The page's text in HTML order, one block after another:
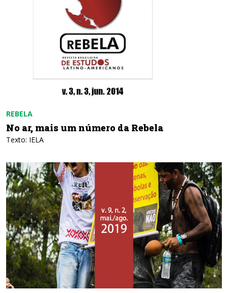
REBELA
No ar, mais um número da Rebela
Texto: IELA